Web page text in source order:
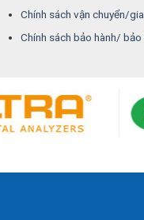
Chính sách vận chuyển/
Chính sách bảo hành/ bảo